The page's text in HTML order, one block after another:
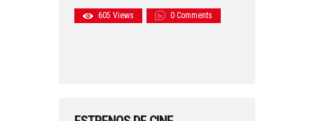
605 Views 0 Comments